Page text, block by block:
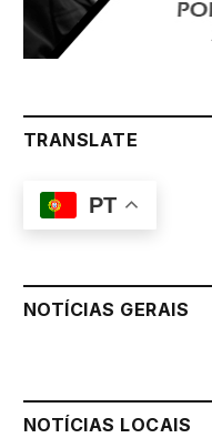
TRANSLATE
PT
NOTÍCIAS GERAIS
NOTÍCIAS LOCAIS